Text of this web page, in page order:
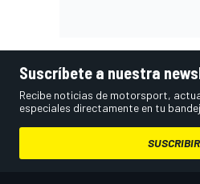
Suscríbete a nuestra
Recibe noticias de motorsport,
especiales directamente en tu